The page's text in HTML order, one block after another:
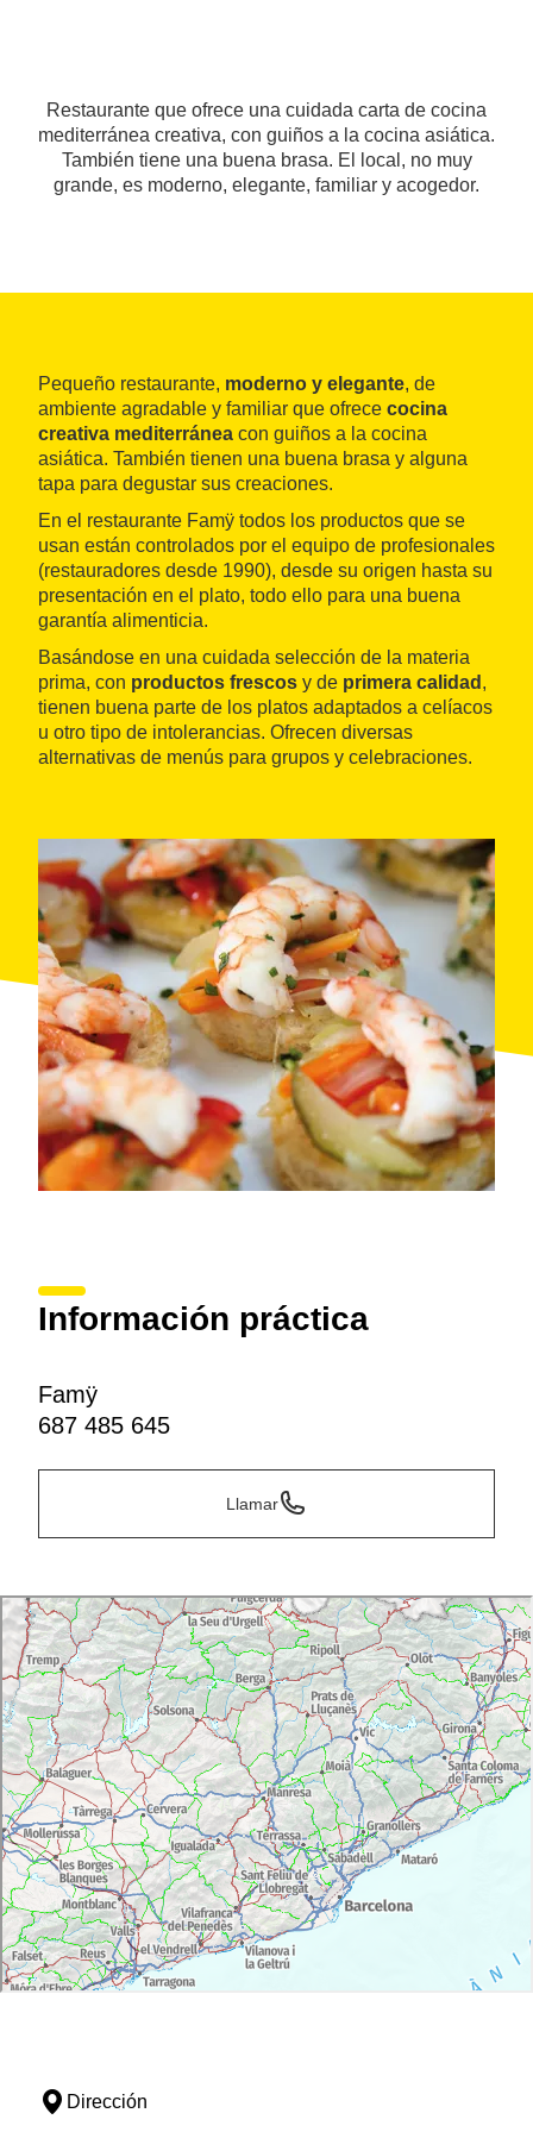
Restaurante que ofrece una cuidada carta de cocina
mediterránea creativa, con guiños a la cocina asiática.
También tiene una buena brasa. El local, no muy
grande, es moderno, elegante, familiar y acogedor.
Pequeño restaurante, moderno y elegante, de
ambiente agradable y familiar que ofrece cocina
creativa mediterránea con guiños a la cocina
asiática. También tienen una buena brasa y alguna
tapa para degustar sus creaciones.
En el restaurante Famÿ todos los productos que se
usan están controlados por el equipo de profesionales
(restauradores desde 1990), desde su origen hasta su
presentación en el plato, todo ello para una buena
garantía alimenticia.
Basándose en una cuidada selección de la materia
prima, con productos frescos y de primera calidad ,
tienen buena parte de los platos adaptados a celíacos
u otro tipo de intolerancias. Ofrecen diversas
alternativas de menús para grupos y celebraciones.
Información práctica
Famÿ
687 485 645
Llamar
Dirección